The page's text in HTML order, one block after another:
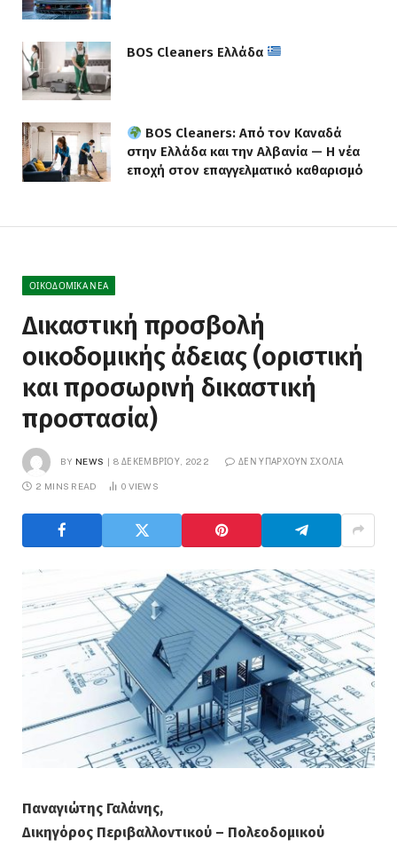
BOS Cleaners Ελλάδα
BOS Cleaners: Από τον Καναδά
στην Ελλάδα και την Αλβανία — Η νέα
εποχή στον επαγγελματικό καθαρισμό
ΟΙΚΟΔΟΜΙΚΆ ΝΈΑ
Δικαστική προσβολή
οικοδομικής άδειας (οριστική
και προσωρινή δικαστική
προστασία)
BY NEWS 8 ΔΕΚΕΜΒΡΊΟΥ, 2022 ΔΕΝ ΥΠΆΡΧΟΥΝ ΣΧΌΛΙΑ
2 MINS READ 0 VIEWS
Παναγιώτης Γαλάνης,
Δικηγόρος Περιβαλλοντικού – Πολεοδομικού